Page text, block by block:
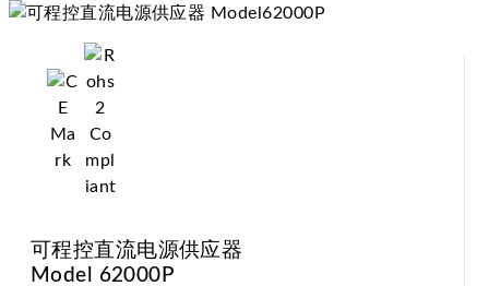
可程控直流电源供应器
Model 62000P